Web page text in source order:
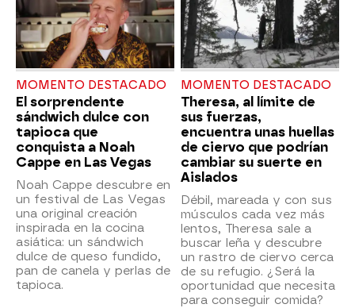
MOMENTO DESTACADO
El sorprendente
sándwich dulce con
tapioca que
conquista a Noah
Cappe en Las Vegas
Noah Cappe descubre en
un festival de Las Vegas
una original creación
inspirada en la cocina
asiática: un sándwich
dulce de queso fundido,
pan de canela y perlas de
tapioca.
MOMENTO DESTACADO
Theresa, al límite de
sus fuerzas,
encuentra unas huellas
de ciervo que podrían
cambiar su suerte en
Aislados
Débil, mareada y con sus
músculos cada vez más
lentos, Theresa sale a
buscar leña y descubre
un rastro de ciervo cerca
de su refugio. ¿Será la
oportunidad que necesita
para conseguir comida?